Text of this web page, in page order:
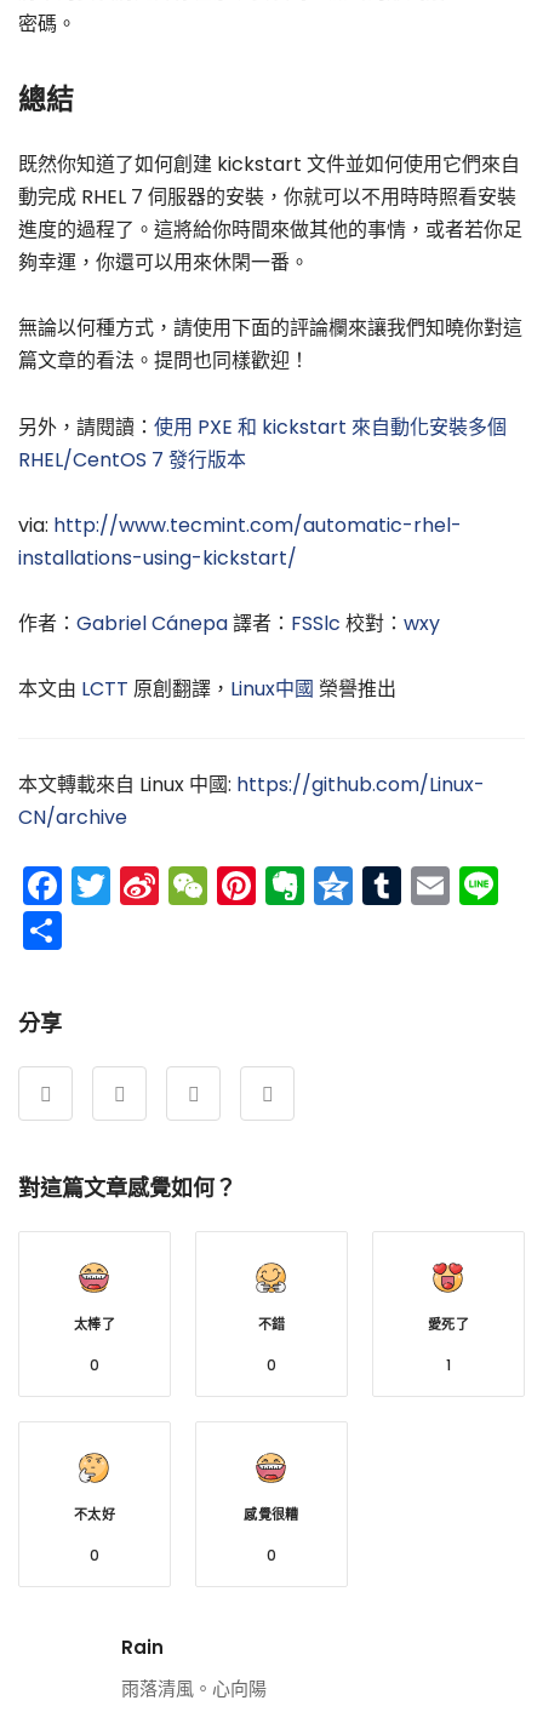
密碼。
總結
既然你知道了如何創建 kickstart 文件並如何使用它們來自
動完成 RHEL 7 伺服器的安裝，你就可以不用時時照看安裝
進度的過程了。這將給你時間來做其他的事情，或者若你足
夠幸運，你還可以用來休閑一番。
無論以何種方式，請使用下面的評論欄來讓我們知曉你對這
篇文章的看法。提問也同樣歡迎！
另外，請閱讀： 使用 PXE 和 kickstart 來自動化安裝多個
RHEL/CentOS 7 發行版本
via: http://www.tecmint.com/automatic-rhel-
installations-using-kickstart/
作者： Gabriel Cánepa譯者： FSSlc 校對： wxy
本文由 LCTT 原創翻譯， Linux中國 榮譽推出
本文轉載來自 Linux 中國: https://github.com/Linux-
CN/archive
Facebook
Twitter
SinaWeChat
Pinterest
Evernote
Qzone
Tumblr
分享
對這篇文章感覺如何？
太棒了
0
不錯
0
愛死了
1
不太好
0
感覺很糟
0
Rain
雨落清風。心向陽